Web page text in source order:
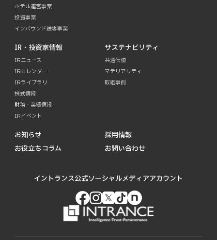
ホテル運営事業
投資事業
インバウンド送客事業
IR・投資家情報
IRニュース
IRカレンダー
IRライブラリ
株式情報
財務・業績情報
IRイベント
サステナビリティ
共通価値
マテリアリティ
取組事例
お知らせ
お役立ちコラム
採用情報
お問い合わせ
イントランス公式ソーシャルメディアアカウント